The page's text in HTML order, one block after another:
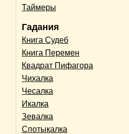
Таймеры
Гадания
Книга Судеб
Книга Перемен
Квадрат Пифагора
Чихалка
Чесалка
Икалка
Зевалка
Спотыкалка